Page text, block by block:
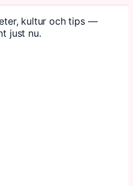
kultur och tips —
just nu.